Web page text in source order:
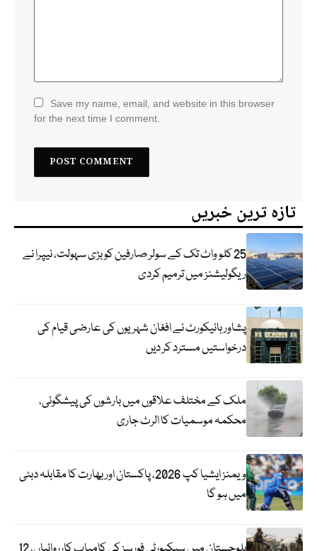
Save my name, email, and website in this browser
for the next time I comment.
تازہ ترین خبریں
25 کلو واٹ تک کے سولر صارفین کو بڑی سہولت، نیپرا نے
ریگولیشنز میں ترمیم کردی
پشاور ہائیکورٹ نے افغان شہریوں کی عارضی قیام کی
درخواستیں مسترد کر دیں
ملک کے مختلف علاقوں میں بارشوں کی پیشگوئی،
محکمہ موسمیات کا الرٹ جاری
ویمنز ایشیا کپ 2026، پاکستان اور بھارت کا مقابلہ دبئی
میں ہو گا